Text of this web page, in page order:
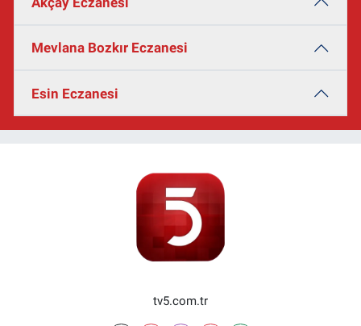
Mevlana Bozkır Eczanesi
Esin Eczanesi
tv5.com.tr